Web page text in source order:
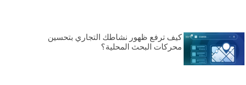
كيف ترفع ظهور نشاطك التجاري بتحسين
محركات البحث المحلية؟